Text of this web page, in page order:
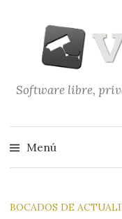
contenido
Software libre,
Menú
BOCADOS DE